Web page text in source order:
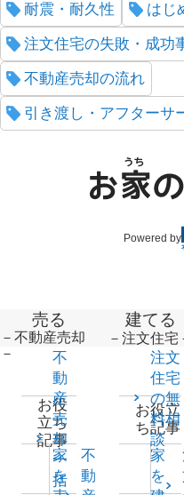
耐震・耐久性 はじ
注文住宅の失敗・成功
不動産売却の流れ
引き渡し・アフターサ
Powered by
売る
－不動産売却
－
不
動
産
売
却
一
括
お役
立ち
記事
家
を
不
動
建てる
－注文住宅
注文
住宅
の無
料相
談
お役立
ち記事
家
を